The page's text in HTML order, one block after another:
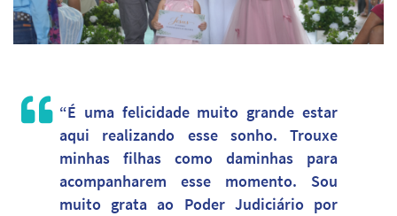
“É uma felicidade muito grande estar
aqui realizando esse sonho. Trouxe
minhas filhas como daminhas para
acompanharem esse momento. Sou
muito grata ao Poder Judiciário por